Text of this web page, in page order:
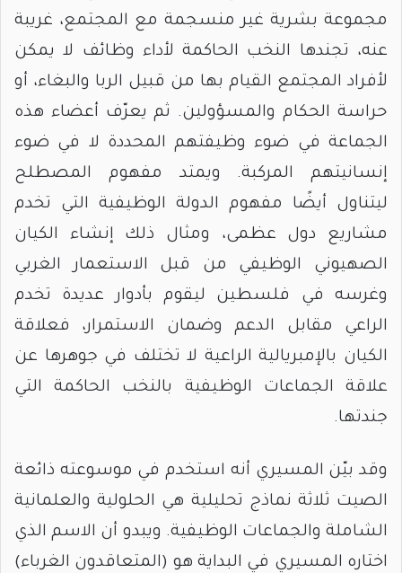
مجموعة بشرية غير منسجمة مع المجتمع، غريبة
عنه، تجندها النخب الحاكمة لأداء وظائف لا يمكن
لأفراد المجتمع القيام بها من قبيل الربا والبغاء، أو
حراسة الحكام والمسؤولين. ثم يعرّف أعضاء هذه
الجماعة في ضوء وظيفتهم المحددة لا في ضوء
إنسانيتهم المركبة. ويمتد مفهوم المصطلح
ليتناول أيضًا مفهوم الدولة الوظيفية التي تخدم
مشاريع دول عظمى، ومثال ذلك إنشاء الكيان
الصهيوني الوظيفي من قبل الاستعمار الغربي
وغرسه في فلسطين ليقوم بأدوار عديدة تخدم
الراعي مقابل الدعم وضمان الاستمرار، فعلاقة
الكيان بالإمبريالية الراعية لا تختلف في جوهرها عن
علاقة الجماعات الوظيفية بالنخب الحاكمة التي
جندتها.
وقد بيّن المسيري أنه استخدم في موسوعته ذائعة
الصيت ثلاثة نماذج تحليلية هي الحلولية والعلمانية
الشاملة والجماعات الوظيفية. ويبدو أن الاسم الذي
اختاره المسيري في البداية هو (المتعاقدون الغرباء)